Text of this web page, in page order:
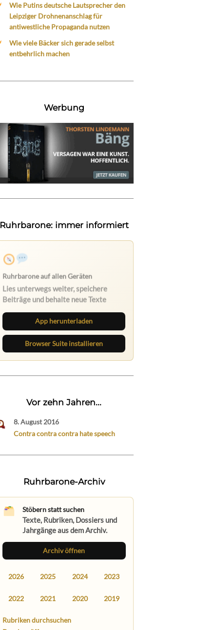
Wie Putins deutsche Lautsprecher den
Leipziger Drohnenanschlag für
antiwestliche Propaganda nutzen
Wie viele Bäcker sich gerade selbst
entbehrlich machen
Werbung
Ruhrbarone: immer informiert
Ruhrbarone auf allen Geräten
Lies unterwegs weiter, speichere
Beiträge und behalte neue Texte
App herunterladen
Browser Suite installieren
Vor zehn Jahren...
8. August 2016
Contra contra contra hate speech
Ruhrbarone-Archiv
Stöbern statt suchen
Texte, Rubriken, Dossiers und
Jahrgänge aus dem Archiv.
Archiv öffnen
2026 2025 2024 2023
2022 2021 2020 2019
Rubriken durchsuchen